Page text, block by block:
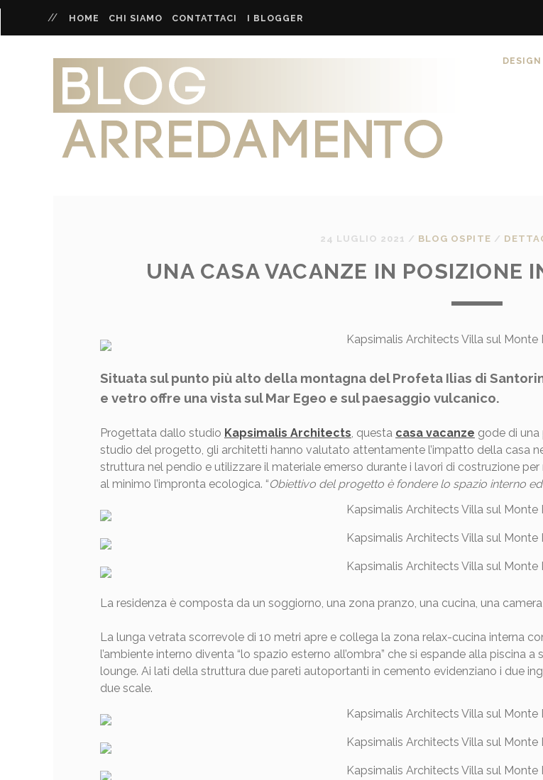
HOME CHI SIAMO CONTATTACI I BLOGGER
DESIGN
24 LUGLIO 2021 / BLOG OSPITE /
UNA CASA VACANZE IN POSIZIONE
Situata sul punto più alto della montagna del Profeta Ilias di
e vetro offre una vista sul Mar Egeo e sul paesaggio vulcanico.
Progettata dallo studio Kapsimalis Architects , questa casa vacanze gode di
studio del progetto, gli architetti hanno valutato attentamente l’impatto della casa
struttura nel pendio e utilizzare il materiale emerso durante i lavori di costruzione
al minimo l’impronta ecologica. “Obiettivo del progetto è fondere lo spazio interno
La residenza è composta da un soggiorno, una zona pranzo, una cucina, una
La lunga vetrata scorrevole di 10 metri apre e collega la zona relax-cucina interna
l’ambiente interno diventa “lo spazio esterno all’ombra” che si espande alla piscina
lounge. Ai lati della struttura due pareti autoportanti in cemento evidenziano i due
due scale.